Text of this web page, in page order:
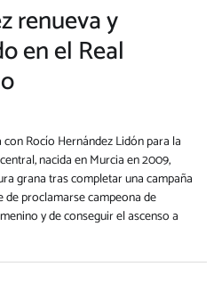
renueva y
en el Real
Rocío Hernández Lidón para la
nacida en Murcia en 2009,
grana tras completar una campaña
de proclamarse campeona de
y de conseguir el ascenso a